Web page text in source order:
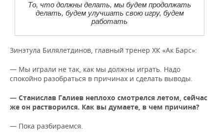
То, что должны делать, мы будем продолжать
делать, будем улучшать свою игру, будем
работать
Зинэтула Билялетдинов, главный тренер ХК «Ак Барс»:
— Мы играли не так, как мы должны играть. Надо
спокойно разобраться в причинах и сделать выводы.
— Станислав Галиев неплохо смотрелся летом, сейчас
же он растворился. Как вы думаете, в чем причина?
— Пока разбираемся.